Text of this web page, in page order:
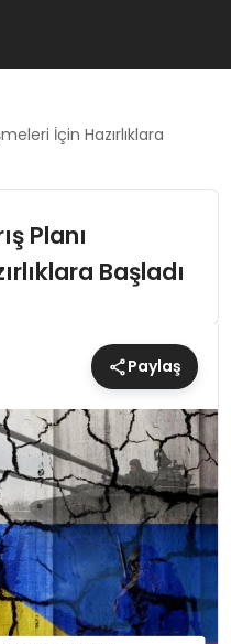
İçin Hazırlıklara
Planı
Başladı
Paylaş